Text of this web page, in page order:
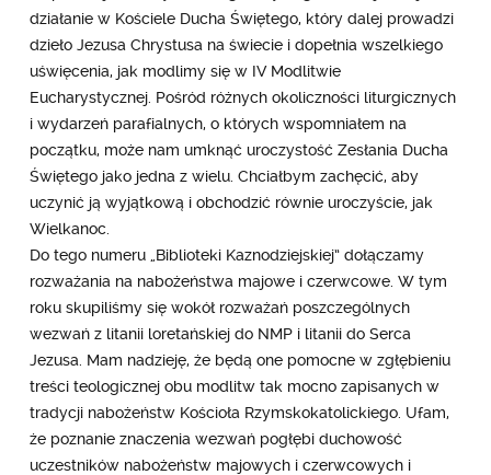
działanie w Kościele Ducha Świętego, który dalej prowadzi
dzieło Jezusa Chrystusa na świecie i dopełnia wszelkiego
uświęcenia, jak modlimy się w IV Modlitwie
Eucharystycznej. Pośród różnych okoliczności liturgicznych
i wydarzeń parafialnych, o których wspomniałem na
początku, może nam umknąć uroczystość Zesłania Ducha
Świętego jako jedna z wielu. Chciałbym zachęcić, aby
uczynić ją wyjątkową i obchodzić równie uroczyście, jak
Wielkanoc.
Do tego numeru „Biblioteki Kaznodziejskiej” dołączamy
rozważania na nabożeństwa majowe i czerwcowe. W tym
roku skupiliśmy się wokół rozważań poszczególnych
wezwań z litanii loretańskiej do NMP i litanii do Serca
Jezusa. Mam nadzieję, że będą one pomocne w zgłębieniu
treści teologicznej obu modlitw tak mocno zapisanych w
tradycji nabożeństw Kościoła Rzymskokatolickiego. Ufam,
że poznanie znaczenia wezwań pogłębi duchowość
uczestników nabożeństw majowych i czerwcowych i